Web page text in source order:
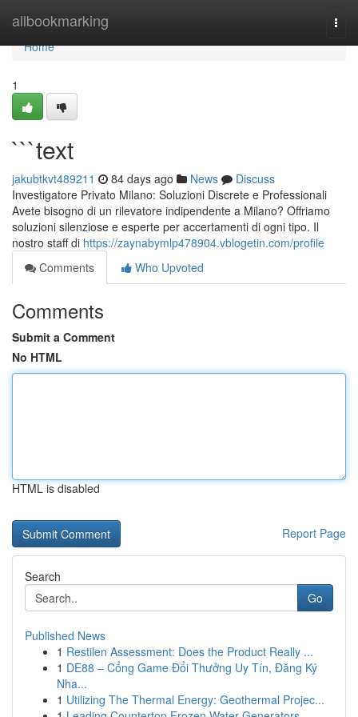
allbookmarking
Home
Home
1
```text
jakubtkvt489211 84 days ago News
Discuss
Investigatore Privato Milano: Soluzioni Discrete e Professionali
Avete bisogno di un rilevatore indipendente a Milano? Offriamo
soluzioni silenziose e esperte per accertamenti di ogni tipo. Il
nostro staff di https://zaynabymlp478904.vblogetin.com/profile
Comments
Who Upvoted
Comments
Submit a Comment
No HTML
HTML is disabled
Report Page
Search
Go
Published News
1 Restilen Assessment: Does the Product Really ...
1 DE88 – Cổng Game Đổi Thưởng Uy Tín, Đăng Ký
Nha...
1 Utilizing The Thermal Energy: Geothermal Projec...